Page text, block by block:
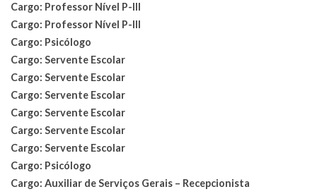
Cargo: Professor Nível P-III
Cargo: Professor Nível P-III
Cargo: Psicólogo
Cargo: Servente Escolar
Cargo: Servente Escolar
Cargo: Servente Escolar
Cargo: Servente Escolar
Cargo: Servente Escolar
Cargo: Servente Escolar
Cargo: Psicólogo
Cargo: Auxiliar de Serviços Gerais – Recepcionista